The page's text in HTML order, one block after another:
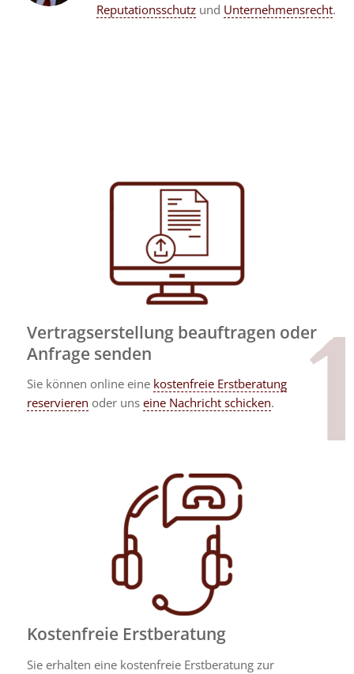
Reputationsschutzund Unternehmensrecht.
Vertragserstellung beauftragen oder
Anfrage senden
Sie können online eine kostenfreie Erstberatung
reservieren oder uns eine Nachricht schicken.
Kostenfreie Erstberatung
Sie erhalten eine kostenfreie Erstberatung zur